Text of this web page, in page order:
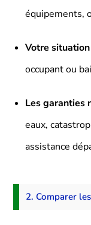
équipements,
Votre
occupant ou
Les garanties
eaux,
assistance
2. Comparer